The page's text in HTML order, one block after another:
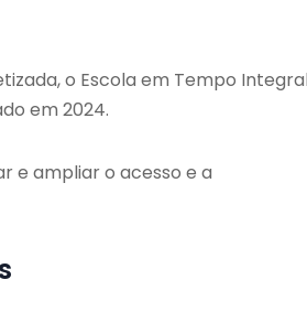
o Escola em Tempo
em 2024.
e ampliar o acesso e a